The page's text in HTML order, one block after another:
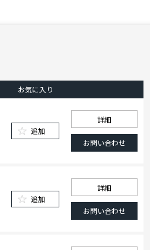
お気に入り
追加
詳細
お問い合わせ
追加
詳細
お問い合わせ